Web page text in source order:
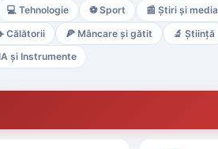
💻 Tehnologie ⚽ Sport 📰 Știri și media
Călătorii 🍕 Mâncare și gătit 🔬 Știință
IA și Instrumente